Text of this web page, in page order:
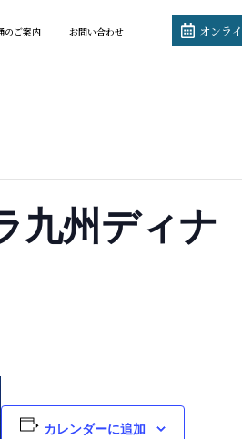
のご案内 お問い合わせ オンラ
九州ディナ
カレンダーに追加